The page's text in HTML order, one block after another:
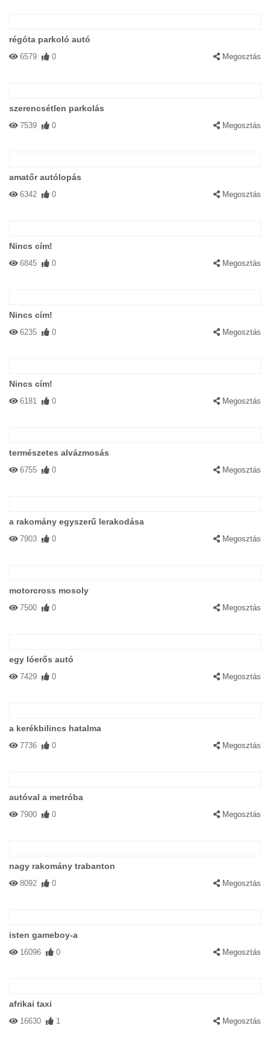
régóta parkoló autó
6579 0 Megosztás
szerencsétlen parkolás
7539 0 Megosztás
amatőr autólopás
6342 0 Megosztás
Nincs cím!
6845 0 Megosztás
Nincs cím!
6235 0 Megosztás
Nincs cím!
6181 0 Megosztás
természetes alvázmosás
6755 0 Megosztás
a rakomány egyszerű lerakodása
7903 0 Megosztás
motorcross mosoly
7500 0 Megosztás
egy lóerős autó
7429 0 Megosztás
a kerékbilincs hatalma
7736 0 Megosztás
autóval a metróba
7900 0 Megosztás
nagy rakomány trabanton
8092 0 Megosztás
isten gameboy-a
16096 0 Megosztás
afrikai taxi
16630 1 Megosztás